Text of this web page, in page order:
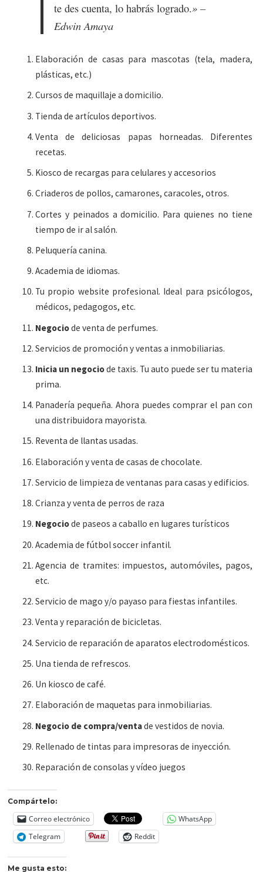
te des cuenta, lo habrás logrado.» –
Edwin Amaya
Elaboración de casas para mascotas (tela, madera,
plásticas, etc.)
Cursos de maquillaje a domicilio.
Tienda de artículos deportivos.
Venta de deliciosas papas horneadas. Diferentes
recetas.
Kiosco de recargas para celulares y accesorios
Criaderos de pollos, camarones, caracoles, otros.
Cortes y peinados a domicilio. Para quienes no tiene
tiempo de ir al salón.
Peluquería canina.
Academia de idiomas.
Tu propio website profesional. Ideal para psicólogos,
médicos, pedagogos, etc.
Negociode venta de perfumes.
Servicios de promoción y ventas a inmobiliarias.
Inicia un negociode taxis. Tu auto puede ser tu materia
prima.
Panadería pequeña. Ahora puedes comprar el pan con
una distribuidora mayorista.
Reventa de llantas usadas.
Elaboración y venta de casas de chocolate.
Servicio de limpieza de ventanas para casas y edificios.
Crianza y venta de perros de raza
Negociode paseos a caballo en lugares turísticos
Academia de fútbol soccer infantil.
Agencia de tramites: impuestos, automóviles, pagos,
etc.
Servicio de mago y/o payaso para fiestas infantiles.
Venta y reparación de bicicletas.
Servicio de reparación de aparatos electrodomésticos.
Una tienda de refrescos.
Un kiosco de café.
Elaboración de maquetas para inmobiliarias.
Negocio de compra/ventade vestidos de novia.
Rellenado de tintas para impresoras de inyección.
Reparación de consolas y vídeo juegos
Compártelo:
Correo electrónico
WhatsApp
Telegram
Reddit
Me gusta esto: